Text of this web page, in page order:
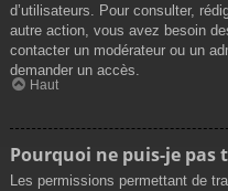
d’utilisateurs. Pour consulter,
autre action, vous avez besoin
contacter un modérateur ou un
demander un accès.
Haut
Pourquoi ne puis-je pas
Les permissions permettant de